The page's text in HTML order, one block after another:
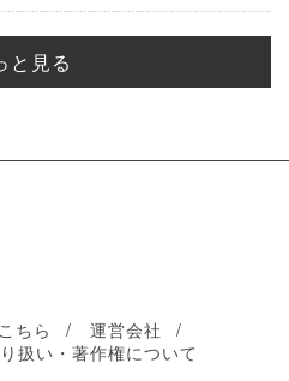
と見る
ちら
運営会社
扱い・著作権について